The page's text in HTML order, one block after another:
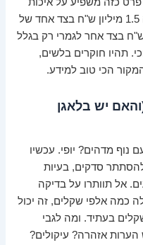
החיים וגם על שווי הנכס. נכס ששווה 1.5 מיליון ש"ח בצד אחד של
להיות שווה 1.7 מיליון ש"ח בצד אחר לגמרי רק בגלל
תהיו חוקרים בלשים,
הכי טוב למידע.
(והאם יש בלאגן
נוף מדהים? יופי. עכשיו
סדקים, בעיות
אל תוותרו על בדיקה
כמה אלפי שקלים, זה יכול
בעתיד. ומה לגבי
אזהרה? עיקולים?